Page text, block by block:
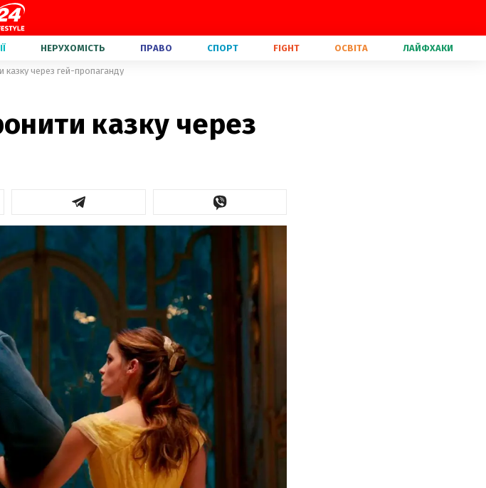
НЕРУХОМІСТЬ ПРАВО СПОРТ FIGHT ОСВІТА ЛАЙФХАКИ
казку через гей-пропаганду
казку через